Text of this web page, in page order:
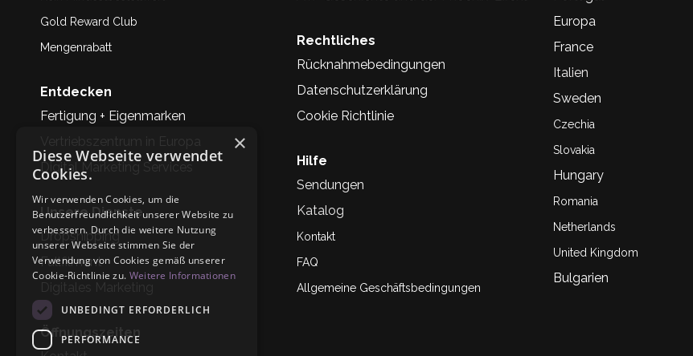
Gold Reward Club
Mengenrabatt
Entdecken
Fertigung + Eigenmarken
Vertriebszentrum in Europa
Digital Marketing Services
Unsere Dienste
Dropshipping
Fullfilment
Digitales Marketing
Öffnungszeiten
Rechtliches
Rücknahmebedingungen
Datenschutzerklärung
Cookie Richtlinie
Hilfe
Sendungen
Katalog
Kontakt
FAQ
Allgemeine Geschäftsbedingungen
Europa
France
Italien
Sweden
Czechia
Slovakia
Hungary
Romania
Netherlands
United Kingdom
Bulgarien
×
Diese Webseite verwendet
Cookies.
Wir verwenden Cookies, um die
Benutzerfreundlichkeit unserer Website zu
verbessern. Durch die weitere Nutzung
unserer Webseite stimmen Sie der
Verwendung von Cookies gemäß unserer
Cookie-Richtlinie zu. Weitere Informationen
UNBEDINGT ERFORDERLICH
PERFORMANCE